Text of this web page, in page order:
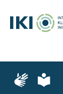
Hauptinhalt
springen
Suche
springen
Hauptnavigation
springen
Zur
Seite
Zur
Seite